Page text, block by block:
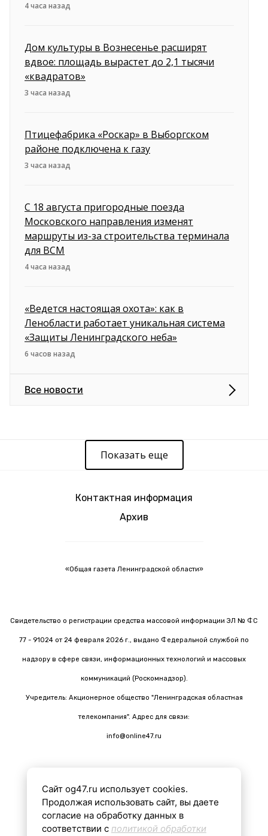
4 часа назад
Дом культуры в Вознесенье расширят
вдвое: площадь вырастет до 2,1 тысячи
«квадратов»
3 часа назад
Птицефабрика «Роскар» в Выборгском
районе подключена к газу
3 часа назад
С 18 августа пригородные поезда
Московского направления изменят
маршруты из-за строительства терминала
для ВСМ
4 часа назад
«Ведется настоящая охота»: как в
Ленобласти работает уникальная система
«Защиты Ленинградского неба»
6 часов назад
Все новости
Показать еще
Контактная информация
Архив
«Общая газета Ленинградской области»
Свидетельство о регистрации средства массовой информации ЭЛ № ФС
77 - 91024 от 24 февраля 2026 г., выдано Федеральной службой по
надзору в сфере связи, информационных технологий и массовых
коммуникаций (Роскомнадзор).
Учредитель: Акционерное общество "Ленинградская областная
телекомпания". Адрес для связи:
info@online47.ru
Все материалы на сайте подготовлены с помощью ИИ
Сайт og47.ru использует cookies.
Продолжая использовать сайт, вы даете
согласие на обработку данных в
соответствии с политикой обработки